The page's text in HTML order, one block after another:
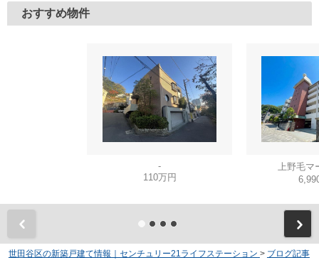
おすすめ物件
-
110万円
上野毛マ
世田谷区の新築戸建て情報｜センチュリー21ライフステーション > ブログ記事